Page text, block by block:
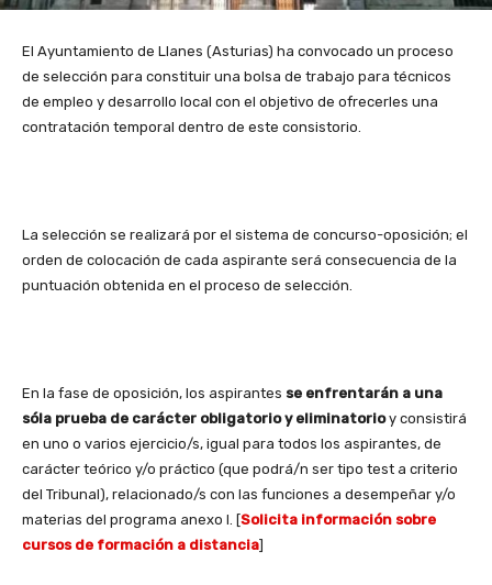
El Ayuntamiento de Llanes (Asturias) ha convocado un proceso
de selección para constituir una bolsa de trabajo para técnicos
de empleo y desarrollo local con el objetivo de ofrecerles una
contratación temporal dentro de este consistorio.
La selección se realizará por el sistema de concurso-oposición; el
orden de colocación de cada aspirante será consecuencia de la
puntuación obtenida en el proceso de selección.
En la fase de oposición, los aspirantes se enfrentarán a una
sóla prueba de carácter obligatorio y eliminatorioy consistirá
en uno o varios ejercicio/s, igual para todos los aspirantes, de
carácter teórico y/o práctico (que podrá/n ser tipo test a criterio
del Tribunal), relacionado/s con las funciones a desempeñar y/o
materias del programa anexo I. [Solicita información sobre
cursos de formación a distancia]